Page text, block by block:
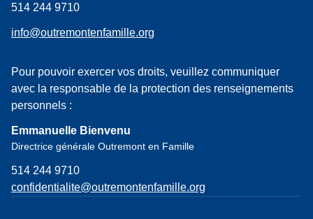
514 244 9710
info@outremontenfamille.org
Pour pouvoir exercer vos droits, veuillez communiquer
avec la responsable de la protection des renseignements
personnels :
Emmanuelle Bienvenu
Directrice générale Outremont en Famille
514 244 9710
confidentialite@outremontenfamille.org